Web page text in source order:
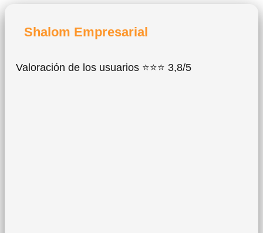
Shalom Empresarial
Valoración de los usuarios ⭐⭐⭐ 3,8/5